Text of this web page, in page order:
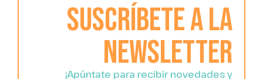
Suscríbete a la
newsletter
¡Apúntate para recibir novedades y